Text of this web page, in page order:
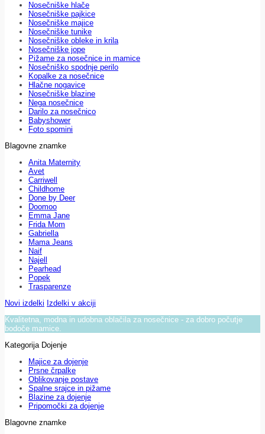
Nosečniške hlače
Nosečniške pajkice
Nosečniške majice
Nosečniške tunike
Nosečniške obleke in krila
Nosečniške jope
Pižame za nosečnice in mamice
Nosečniško spodnje perilo
Kopalke za nosečnice
Hlačne nogavice
Nosečniške blazine
Nega nosečnice
Darilo za nosečnico
Babyshower
Foto spomini
Blagovne znamke
Anita Maternity
Avet
Carriwell
Childhome
Done by Deer
Doomoo
Emma Jane
Frida Mom
Gabriella
Mama Jeans
Naif
Najell
Pearhead
Popek
Trasparenze
Novi izdelki Izdelki v akciji
Kvalitetna, modna in udobna oblačila za nosečnice - za dobro počutje
bodoče mamice.
Kategorija Dojenje
Majice za dojenje
Prsne črpalke
Oblikovanje postave
Spalne srajce in pižame
Blazine za dojenje
Pripomočki za dojenje
Blagovne znamke